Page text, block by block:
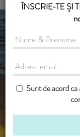
ÎNSCRIE-TE ȘI
Sunt de acord